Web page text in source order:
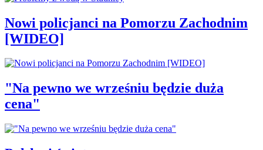
Nowi policjanci na Pomorzu Zachodnim
[WIDEO]
"Na pewno we wrześniu będzie duża
cena"